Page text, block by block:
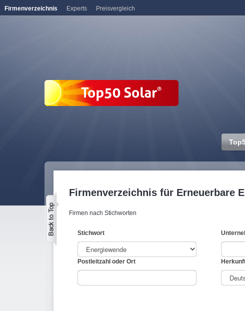
Firmenverzeichnis für Erneuerbare
Firmen nach Stichworten
Stichwort
Postleitzahl oder Ort
Firmenverzeichnis Experts Preisvergleich